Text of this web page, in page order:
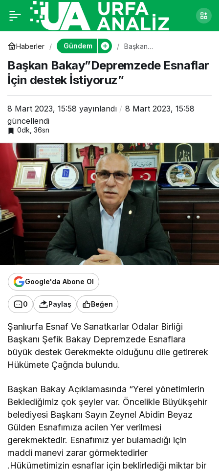
Haberler Gündem
Başkan
Esnaflar İçin destek
İstiyoruz”
Başkan Bakay”Depremzede Esnaflar
İçin destek İstiyoruz”
8 Mart 2023, 15:58 yayınlandı
8 Mart 2023, 15:58
güncellendi
0dk, 36sn
Google'da Abone Ol
0 Paylaş Beğen
Şanlıurfa Esnaf Ve Sanatkarlar Odalar Birliği
Başkanı Şefik Bakay Depremzede Esnaflara
büyük destek Gerekmekte olduğunu dile getirerek
Hükümete Çağrıda bulundu.
Başkan Bakay Açıklamasında “Yerel yönetimlerin
Beklediğimiz çok şeyler var. Öncelikle Büyükşehir
belediyesi Başkanı Sayın Zeynel Abidin Beyaz
Gülden Esnafımıza acilen Yer verilmesi
gerekmektedir. Esnafımız yer bulamadığı için
maddi manevi zarar görmektedirler
.Hükümetimizin esnaflar için beklirlediği miktar bir
Başkan
Bakay”Depremzede
Esnaflar İçin destek
İstiyoruz”
0